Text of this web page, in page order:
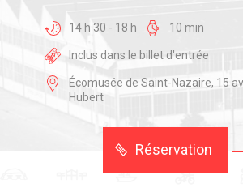
14 h 30 - 18 h 10 min
Inclus dans le billet d'entrée
Écomusée de Saint-Nazaire, 15
Hubert
Réservation